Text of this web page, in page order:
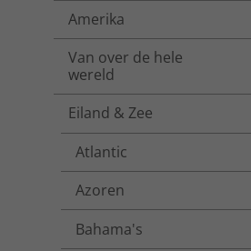
Amerika
Van over de hele
wereld
Eiland & Zee
Atlantic
Azoren
Bahama's